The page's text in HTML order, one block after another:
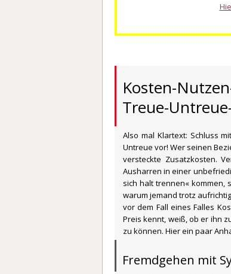
Kosten-
Treue-
Also mal Klartext: Schluss
Untreue vor! Wer seinen
versteckte Zusatzkosten.
Ausharren in einer
sich halt trennen« kommen,
warum jemand trotz
vor dem Fall eines Falles
Preis kennt, weiß, ob er ihn
zu können. Hier ein paar
Fremdgehen mit